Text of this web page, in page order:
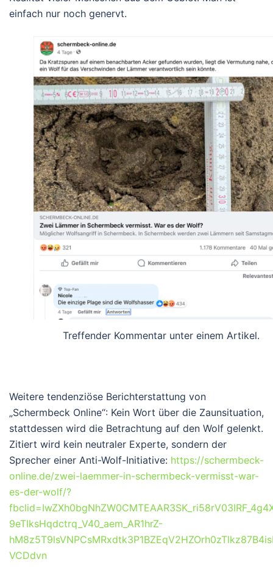
einfach nur noch genervt.
Treffender Kommentar unter einem Artikel.
Weitere tendenziöse Berichterstattung von
„Schermbeck Online“: Kein Wort über die Zaunsituation,
stattdessen wird die Betrachtung auf den Wolf gelenkt.
Zitiert wird kein neutraler Experte, sondern der
Sprecher einer Anti-Wolf-Initiative: https://schermbeck-
online.de/zwei-laemmer-in-schermbeck-vermisst-war-
es-der-wolf/?
9eTIksHqdctrq_V40_aem_AR1hrZ-
VCDdvn